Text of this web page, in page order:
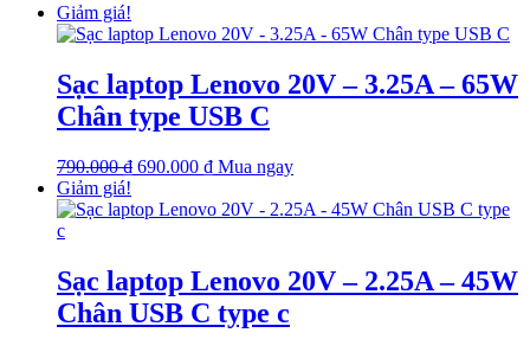
Giảm giá!
Sạc laptop Lenovo 20V – 3.25A – 65W
Chân type USB C
790.000₫ Giá
là:
690.000 ₫Giá
tại
Mua ngay
Giảm giá!
Sạc laptop Lenovo 20V – 2.25A – 45W
Chân USB C type c